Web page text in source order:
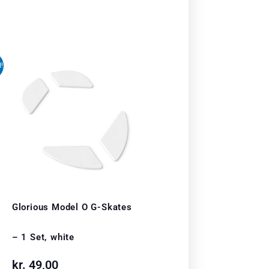
Glorious Model O G-Skates
– 1 Set, white
kr. 49,00